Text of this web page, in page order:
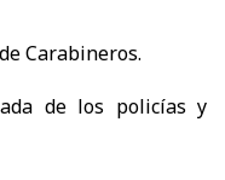
Carabineros.
de los policías y